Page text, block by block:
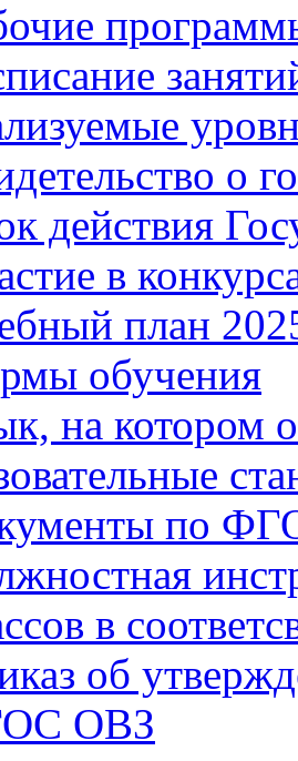
о
действия
в
план
обучения
на котором
по
в
об
ОВЗ